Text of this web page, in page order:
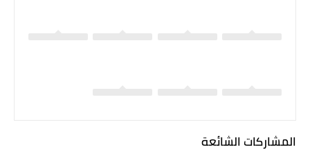
المشاركات الشائعة